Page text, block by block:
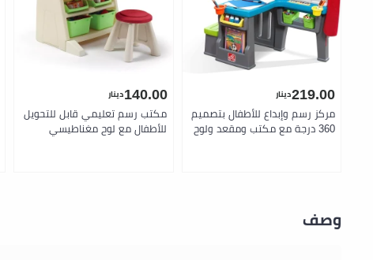
219.00دينار
مركز رسم وإبداع للأطفال بتصميم
360 درجة مع مكتب ومقعد ولوح
140.00 دينار
مكتب رسم تعليمي قابل للتحويل
للأطفال مع لوح مغناطيسي
وصف